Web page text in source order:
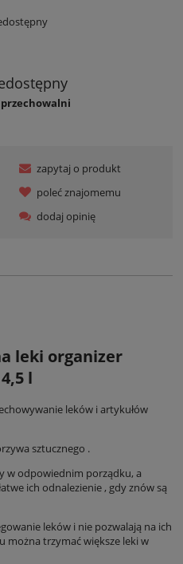
zapytaj o produkt
poleć znajomemu
dodaj opinię
leki organizer
l
leków i artykułów
sztucznego .
w odpowiednim porządku, a
ich odnalezienie , gdy znów są
leków i nie pozwalają na ich
można trzymać większe leki w